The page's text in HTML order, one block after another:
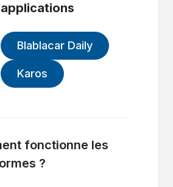
applications
Blablacar Daily
Karos
fonctionne les
?